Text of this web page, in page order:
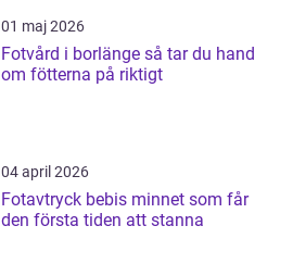
01 maj 2026
Fotvård i borlänge så tar du hand
om fötterna på riktigt
04 april 2026
Fotavtryck bebis minnet som får
den första tiden att stanna